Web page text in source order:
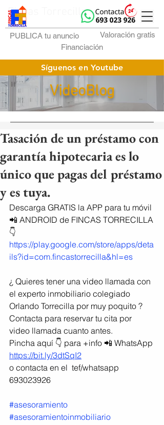
Fincas Torrecilla
PUBLICA tu anuncio
Valoración gratis
Financiación
Síguenos en Youtube
VideoBlog
Tasación de un préstamo con
garantía hipotecaria es lo
único que pagas del préstamo
y es tuya.
Descarga GRATIS la APP para tu móvil
📲 ANDROID de FINCAS TORRECILLA
👇
https://play.google.com/store/apps/deta
ils?id=com.fincastorrecilla&hl=es
¿ Quieres tener una video llamada con
el experto inmobiliario colegiado
Orlando Torrecilla por muy poquito ?
Contacta para reservar tu cita por
video llamada cuanto antes.
Pincha aquí 👇 para +info 📲 WhatsApp
https://bit.ly/3dtSqI2
o contacta en el  tef/whatsapp
693023926
#asesoramiento
#asesoramientoinmobiliario